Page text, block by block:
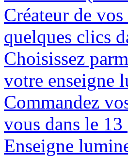
Créateur de
quelques clics
Choisissez
votre enseigne
Commandez
vous dans le
Enseigne